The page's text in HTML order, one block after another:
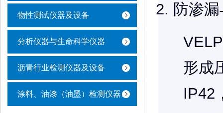
物性测试仪器及设备
分析仪器与生命科学仪器
沥青行业检测仪器及设备
涂料、油漆（油墨）检测仪器及设备
防渗
形成
IP42